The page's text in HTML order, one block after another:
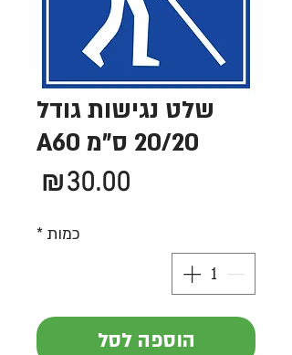
שלט נגישות גודל
20/20 ס"מ A60
₪30.00
כמות *
הוספה לסל